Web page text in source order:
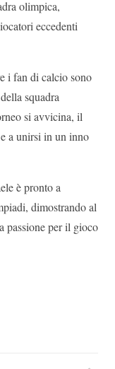
olimpica,
eccedenti
i fan di calcio sono
squadra
si avvicina, il
a unirsi in un inno
è pronto a
dimostrando al
passione per il gioco